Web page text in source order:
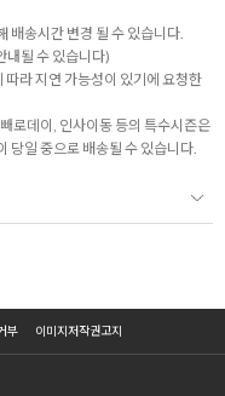
배송시간 변경 될 수 있습니다.
내될 수 있습니다)
라 지연 가능성이 있기에 요청한
로데이, 인사이동 등의 특수시즌은
당일 중으로 배송될 수 있습니다.
부 이미지저작권고지